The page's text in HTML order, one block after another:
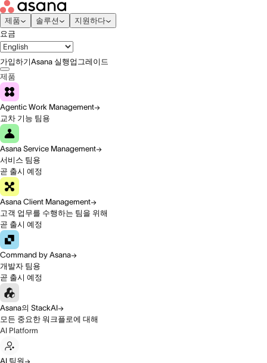
제품 솔루션
지원하다
요금
가입하기Asana 실행업그레이드
제품
Agentic Work Management
교차 기능 팀용
Asana Service Management
서비스 팀용
곧 출시 예정
Asana Client Management
고객 업무를 수행하는 팀을 위해
곧 출시 예정
Command by Asana
개발자 팀용
곧 출시 예정
Asana의 StackAI
모든 중요한 워크플로에 대해
AI Platform
AI 팀원